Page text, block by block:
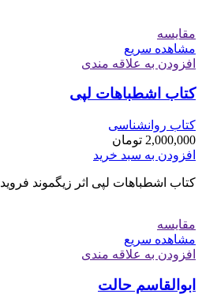
مقایسه
مشاهده سریع
افزودن به علاقه مندی
کتاب اشطباهات لپی
کتاب روانشناسی
2,000,000 تومان
افزودن به سبد خرید
کتاب اشطباهات لپی اثر زیگموند فروید
مقایسه
مشاهده سریع
افزودن به علاقه مندی
ابوالقاسم حالت